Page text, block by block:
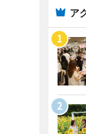
ア